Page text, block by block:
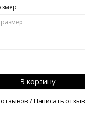
В корзину
отзывов /Написать отзыв